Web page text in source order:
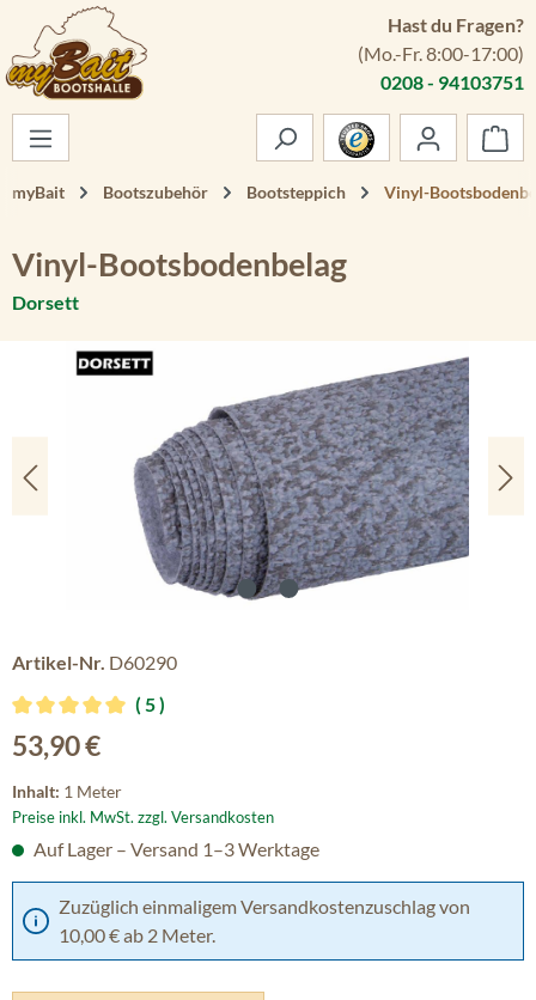
Zum Hauptinhalt springen
Hast du Fragen?
(Mo.-Fr. 8:00-17:00)
0208 - 94103751
myBait Bootszubehör Bootsteppich Vinyl-
Vinyl-Bootsbodenbelag
Dorsett
Bildergalerie überspringen
Artikel-Nr. D60290
Durchschnittliche Bewertung von 5 von 5 Sternen
5
Regulärer Preis:
53,90 €
Inhalt: 1 Meter
Preise inkl. MwSt. zzgl. Versandkosten
Zuzüglich einmaligem Versandkostenzuschlag von
10,00 € ab 2 Meter.
Auf Lager – Versand 1–3 Werktage